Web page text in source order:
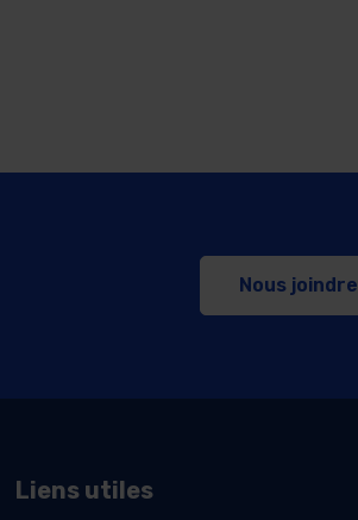
Nous joindre
Liens utiles